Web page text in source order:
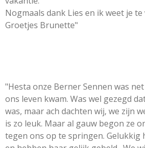
Nogmaals dank Lies en ik weet je
Groetjes Brunette"
"Hesta onze Berner Sennen was
ons leven kwam. Was wel gezegd
was, maar ach dachten wij, we zijn
is zo leuk. Maar al gauw begon ze
tegen ons op te springen. Gelukkig